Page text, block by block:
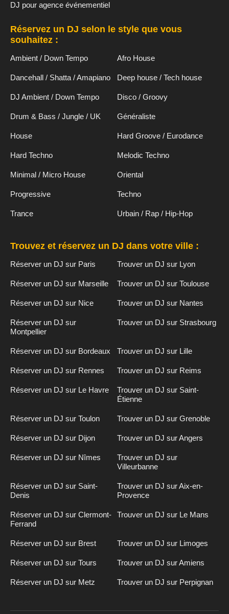
DJ pour agence événementiel
Réservez un DJ selon le style que vous
souhaitez :
Ambient / Down Tempo Afro House
Dancehall / Shatta / Amapiano Deep house / Tech house
DJ Ambient / Down Tempo Disco / Groovy
Drum & Bass / Jungle / UK Généraliste
House Hard Groove / Eurodance
Hard Techno Melodic Techno
Minimal / Micro House Oriental
Progressive Techno
Trance Urbain / Rap / Hip-Hop
Trouvez et réservez un DJ dans votre ville :
Réserver un DJ sur Paris Trouver un DJ sur Lyon
Réserver un DJ sur Marseille Trouver un DJ sur Toulouse
Réserver un DJ sur Nice Trouver un DJ sur Nantes
Réserver un DJ sur
Montpellier
Trouver un DJ sur Strasbourg
Réserver un DJ sur Bordeaux Trouver un DJ sur Lille
Réserver un DJ sur Rennes Trouver un DJ sur Reims
Réserver un DJ sur Le Havre
Trouver un DJ sur Saint-
Étienne
Réserver un DJ sur Toulon Trouver un DJ sur Grenoble
Réserver un DJ sur Dijon Trouver un DJ sur Angers
Réserver un DJ sur Nîmes
Trouver un DJ sur
Villeurbanne
Réserver un DJ sur Saint-
Denis
Trouver un DJ sur Aix-en-
Provence
Réserver un DJ sur Clermont-
Ferrand
Trouver un DJ sur Le Mans
Réserver un DJ sur Brest Trouver un DJ sur Limoges
Réserver un DJ sur Tours Trouver un DJ sur Amiens
Réserver un DJ sur Metz Trouver un DJ sur Perpignan